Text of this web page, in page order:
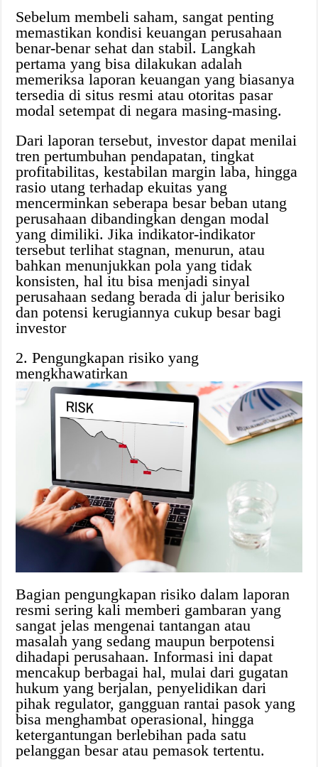
Sebelum membeli saham, sangat penting
memastikan kondisi keuangan perusahaan
benar-benar sehat dan stabil. Langkah
pertama yang bisa dilakukan adalah
memeriksa laporan keuangan yang biasanya
tersedia di situs resmi atau otoritas pasar
modal setempat di negara masing-masing.
Dari laporan tersebut, investor dapat menilai
tren pertumbuhan pendapatan, tingkat
profitabilitas, kestabilan margin laba, hingga
rasio utang terhadap ekuitas yang
mencerminkan seberapa besar beban utang
perusahaan dibandingkan dengan modal
yang dimiliki. Jika indikator-indikator
tersebut terlihat stagnan, menurun, atau
bahkan menunjukkan pola yang tidak
konsisten, hal itu bisa menjadi sinyal
perusahaan sedang berada di jalur berisiko
dan potensi kerugiannya cukup besar bagi
investor
2. Pengungkapan risiko yang
mengkhawatirkan
Bagian pengungkapan risiko dalam laporan
resmi sering kali memberi gambaran yang
sangat jelas mengenai tantangan atau
masalah yang sedang maupun berpotensi
dihadapi perusahaan. Informasi ini dapat
mencakup berbagai hal, mulai dari gugatan
hukum yang berjalan, penyelidikan dari
pihak regulator, gangguan rantai pasok yang
bisa menghambat operasional, hingga
ketergantungan berlebihan pada satu
pelanggan besar atau pemasok tertentu.